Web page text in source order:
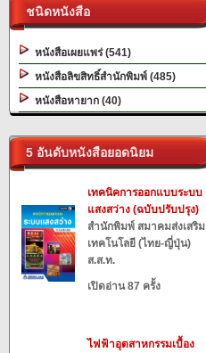
ชนิดหนังสือ
หนังสือเผยแพร่ (541)
หนังสือลิขสิทธิ์สำนักพิมพ์ (485)
หนังสือหายาก (40)
5 อันดับหนังสือยอดนิยม
เทคนิคการออกแบบระบบ
แสงสว่าง (ฉบับปรับปรุง)
สำนักพิมพ์ สมาคมส่งเสริม
เทคโนโลยี (ไทย-ญี่ปุ่น)
ส.ส.ท.
เปิดอ่าน 87 ครั้ง
ไฟฟ้าอุตสาหกรรมเบื้อง